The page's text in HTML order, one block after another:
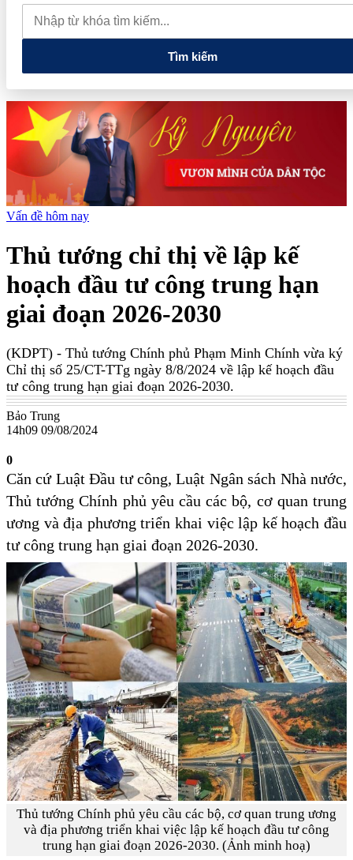
muốn mở rộng hợp tác công nghệ cao tại Đồng Nai
Từ hệ sinh
thái tài chính đến tham vọng năng lượng: T&T Group đang tạo
"đòn bẩy vốn" như thế nào?
Tìm kiếm
Vấn đề hôm nay
Thủ tướng chỉ thị về lập kế
hoạch đầu tư công trung hạn
giai đoạn 2026-2030
(KDPT) - Thủ tướng Chính phủ Phạm Minh Chính vừa ký
Chỉ thị số 25/CT-TTg ngày 8/8/2024 về lập kế hoạch đầu
tư công trung hạn giai đoạn 2026-2030.
Bảo Trung
14h09 09/08/2024
0
Căn cứ Luật Đầu tư công, Luật Ngân sách Nhà nước,
Thủ tướng Chính phủ yêu cầu các bộ, cơ quan trung
ương và địa phương triển khai việc lập kế hoạch đầu
tư công trung hạn giai đoạn 2026-2030.
Thủ tướng Chính phủ yêu cầu các bộ, cơ quan trung ương
và địa phương triển khai việc lập kế hoạch đầu tư công
trung hạn giai đoạn 2026-2030. (Ảnh minh hoạ)